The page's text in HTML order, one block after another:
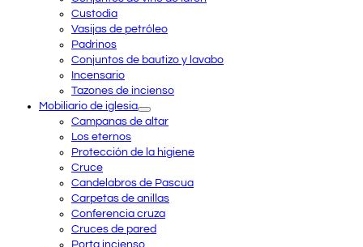
Custodia
Vasijas de petróleo
Padrinos
Conjuntos de bautizo y lavabo
Incensario
Tazones de incienso
Mobiliario de iglesia
Campanas de altar
Los eternos
Protección de la higiene
Cruce
Candelabros de Pascua
Carpetas de anillas
Conferencia cruza
Cruces de pared
Porta incienso